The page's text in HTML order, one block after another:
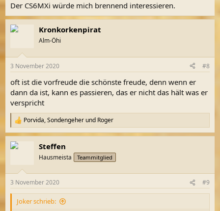
Der CS6MXi würde mich brennend interessieren.
Kronkorkenpirat
Alm-Öhi
3 November 2020 #8
oft ist die vorfreude die schönste freude, denn wenn er
dann da ist, kann es passieren, das er nicht das hält was er
verspricht
R
e
a
k
e
n
Porvida,Sondengeher und Roger
Steffen
Hausmeista Teammitglied
3 November 2020 #9
Joker schrieb: